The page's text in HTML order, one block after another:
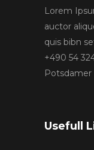
Lorem
auctor
quis bibn
+490 54
Usefull